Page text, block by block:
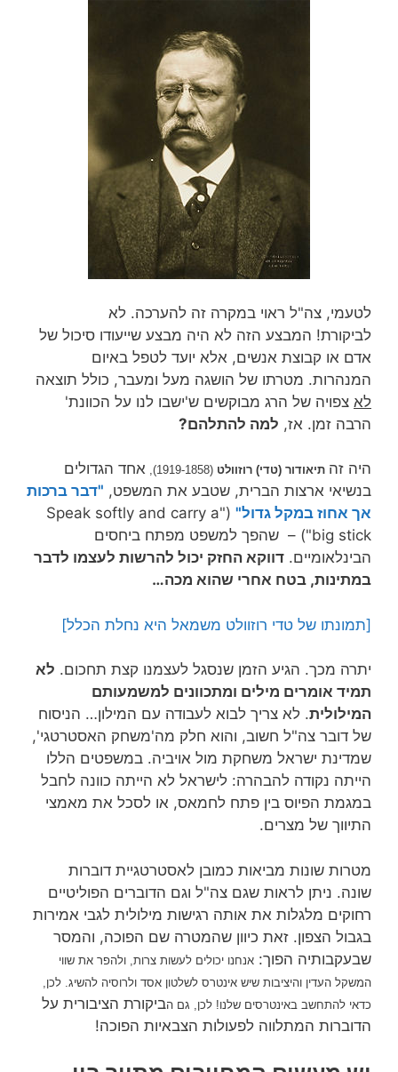
לטעמי, צה"ל ראוי במקרה זה להערכה. לא
לביקורת! המבצע הזה לא היה מבצע שייעודו סיכול של
אדם או קבוצת אנשים, אלא יועד לטפל באיום
המנהרות. מטרתו של הושגה מעל ומעבר, כולל תוצאה
לא צפויה של הרג מבוקשים ש'ישבו לנו על הכוונת'
הרבה זמן. אז, למה להתלהם?
היה זה תיאודור (טדי) רוזוולט (1919-1858),
אחד הגדולים
בנשיאי ארצות הברית, שטבע את המשפט, "דבר ברכות
אך אחוז במקל גדול"
("Speak softly and carry a
big stick") – שהפך למשפט מפתח ביחסים
הבינלאומיים. דווקא החזק יכול להרשות לעצמו לדבר
במתינות, בטח אחרי שהוא מכה…
[תמונתו של טדי רוזוולט משמאל היא נחלת הכלל]
יתרה מכך. הגיע הזמן שנסגל לעצמנו קצת תחכום. לא
תמיד אומרים מילים ומתכוונים למשמעותם
המילולית. לא צריך לבוא לעבודה עם המילון… הניסוח
של דובר צה"ל חשוב, והוא חלק מה'משחק האסטרטגי',
שמדינת ישראל משחקת מול אויביה. במשפטים הללו
הייתה נקודה להבהרה: לישראל לא הייתה כוונה לחבל
במגמת הפיוס בין פתח לחמאס, או לסכל את מאמצי
התיווך של מצרים.
מטרות שונות מביאות כמובן לאסטרטגיית דוברות
שונה. ניתן לראות שגם צה"ל וגם הדוברים הפוליטיים
רחוקים מלגלות את אותה רגישות מילולית לגבי אמירות
בגבול הצפון. זאת כיוון שהמטרה שם הפוכה, והמסר
שבעקבותיה הפוך: אנחנו יכולים לעשות צרות, ולהפר את שווי
המשקל העדין והיציבות שיש אינטרס לשלטון אסד ולרוסיה להשיג. לכן,
כדאי להתחשב באינטרסים שלנו! לכן, גם הביקורת הציבורית על
הדוברות המתלווה לפעולות הצבאיות הפוכה!